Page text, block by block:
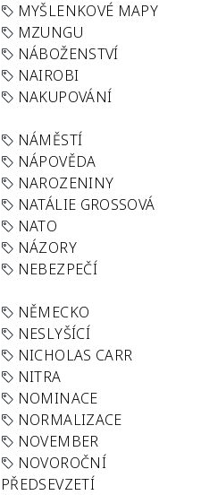
MYŠLENKOVÉ MAPY
MZUNGU
NÁBOŽENSTVÍ
NAIROBI
NAKUPOVÁNÍ
NÁMĚSTÍ
NÁPOVĚDA
NAROZENINY
NATÁLIE GROSSOVÁ
NATO
NÁZORY
NEBEZPEČÍ
NĚMECKO
NESLYŠÍCÍ
NICHOLAS CARR
NITRA
NOMINACE
NORMALIZACE
NOVEMBER
NOVOROČNÍ
PŘEDSEVZETÍ